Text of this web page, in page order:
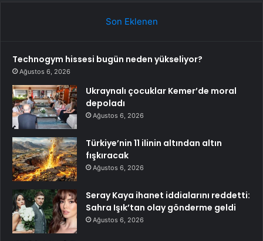
Son Eklenen
Technogym hissesi bugün neden yükseliyor?
Ağustos 6, 2026
Ukraynalı çocuklar Kemer’de moral
depoladı
Ağustos 6, 2026
Türkiye’nin 11 ilinin altından altın
fışkıracak
Ağustos 6, 2026
Seray Kaya ihanet iddialarını reddetti:
Sahra Işık’tan olay gönderme geldi
Ağustos 6, 2026